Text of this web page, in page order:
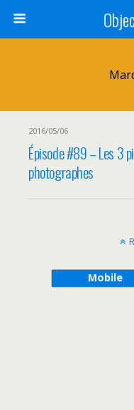
2016/05/06
Épisode #89 – Les 3
photographes
Mobile